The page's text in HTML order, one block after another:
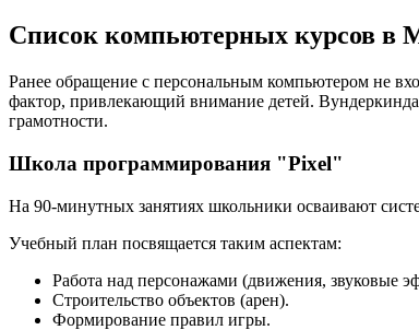
Список компьютерных курсов в
Ранее обращение с персональным компьютером не
фактор, привлекающий внимание детей.
грамотности.
Школа программирования "Pixel"
На 90-минутных занятиях школьники осваивают
Учебный план посвящается таким аспектам:
Работа над персонажами (движения, звуковые
Строительство объектов (арен).
Формирование правил игры.